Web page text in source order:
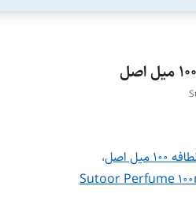
اصل
،
Sutoor Perfume